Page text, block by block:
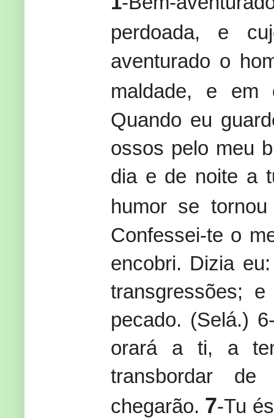
perdoada, e
aventurado o
maldade, e em
Quando eu
ossos pelo meu
dia e de noite a
humor se
Confessei-te o
encobri. Dizia
transgressões;
pecado. (Selá.)
orará a ti, a
transbordar
chegarão. 7-Tu